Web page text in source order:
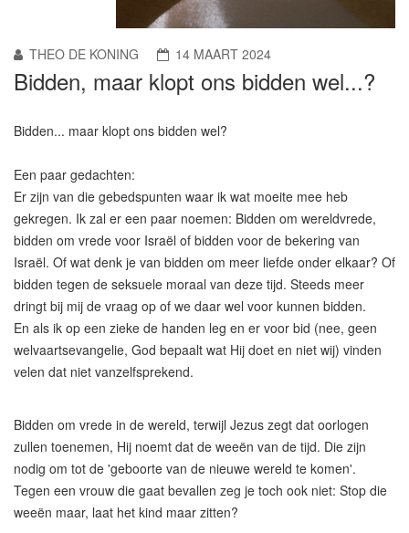
THEO DE KONING 14 MAART 2024
Bidden, maar klopt ons bidden wel...?
Bidden... maar klopt ons bidden wel?
Een paar gedachten:
Er zijn van die gebedspunten waar ik wat moeite mee heb
gekregen. Ik zal er een paar noemen: Bidden om wereldvrede,
bidden om vrede voor Israël of bidden voor de bekering van
Israël. Of wat denk je van bidden om meer liefde onder elkaar? Of
bidden tegen de seksuele moraal van deze tijd. Steeds meer
dringt bij mij de vraag op of we daar wel voor kunnen bidden.
En als ik op een zieke de handen leg en er voor bid (nee, geen
welvaartsevangelie, God bepaalt wat Hij doet en niet wij) vinden
velen dat niet vanzelfsprekend.
Bidden om vrede in de wereld, terwijl Jezus zegt dat oorlogen
zullen toenemen, Hij noemt dat de weeën van de tijd. Die zijn
nodig om tot de 'geboorte van de nieuwe wereld te komen'.
Tegen een vrouw die gaat bevallen zeg je toch ook niet: Stop die
weeën maar, laat het kind maar zitten?